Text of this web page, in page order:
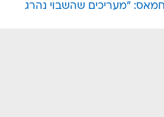
"מעריכים שהשבוי נהרג